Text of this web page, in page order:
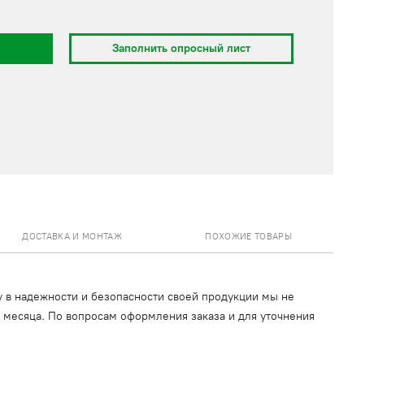
Заполнить опросный лист
ДОСТАВКА И МОНТАЖ ПОХОЖИЕ ТОВАРЫ
надежности и безопасности своей продукции мы не
По вопросам оформления заказа и для уточнения